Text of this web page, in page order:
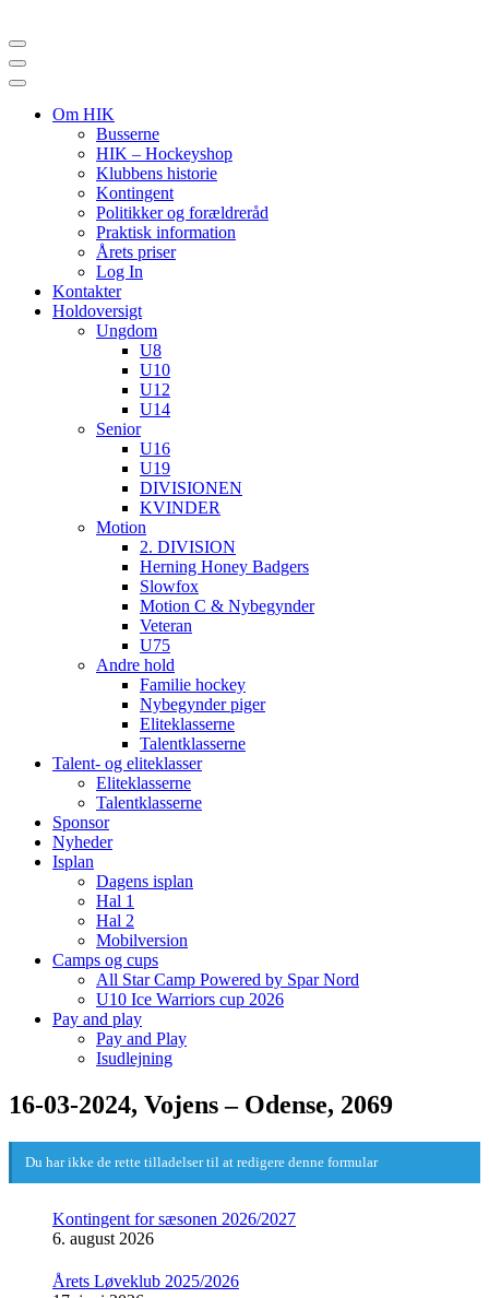
Navigation
menu
Navigation
menu
Om HIK
Busserne
HIK – Hockeyshop
Klubbens historie
Kontingent
Politikker og forældreråd
Praktisk information
Årets priser
Log In
Kontakter
Holdoversigt
Ungdom
U8
U10
U12
U14
Senior
U16
U19
DIVISIONEN
KVINDER
Motion
2. DIVISION
Herning Honey Badgers
Slowfox
Motion C & Nybegynder
Veteran
U75
Andre hold
Familie hockey
Nybegynder piger
Eliteklasserne
Talentklasserne
Talent- og eliteklasser
Eliteklasserne
Talentklasserne
Sponsor
Nyheder
Isplan
Dagens isplan
Hal 1
Hal 2
Mobilversion
Camps og cups
All Star Camp Powered by Spar Nord
U10 Ice Warriors cup 2026
Pay and play
Pay and Play
Isudlejning
16-03-2024, Vojens – Odense, 2069
Du har ikke de rette tilladelser til at redigere denne formular
Kontingent for sæsonen 2026/2027
6. august 2026
Årets Løveklub 2025/2026